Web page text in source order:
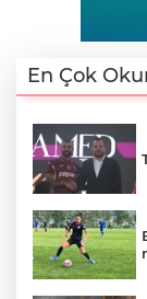
En Çok